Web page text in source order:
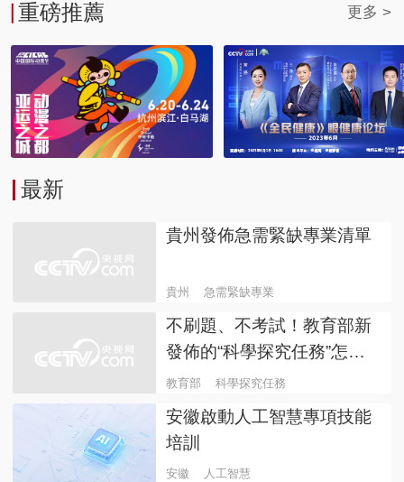
重磅推薦 更多 >
最新
貴州發佈急需緊缺專業清單
貴州 急需緊缺專業
不刷題、不考試！教育部新
發佈的“科學探究任務”怎麼
做？
教育部 科學探究任務
安徽啟動人工智慧專項技能
培訓
安徽 人工智慧